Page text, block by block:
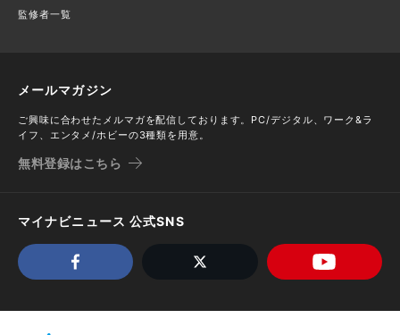
監修者一覧
メールマガジン
ご興味に合わせたメルマガを配信しております。PC/デジタル、ワーク&ラ
イフ、エンタメ/ホビーの3種類を用意。
無料登録はこちら
マイナビニュース 公式SNS